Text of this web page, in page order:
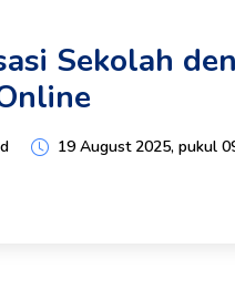
Sekolah
19 August 2025, pukul